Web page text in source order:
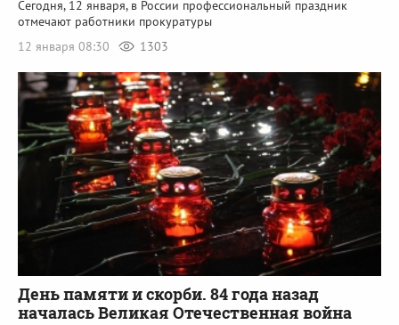
Сегодня, 12 января, в России профессиональный праздник
отмечают работники прокуратуры
12 января 08:30
1303
День памяти и скорби. 84 года назад
началась Великая Отечественная война